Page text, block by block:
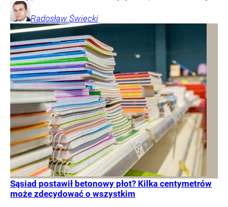
Radosław Święcki
Sąsiad postawił betonowy płot? Kilka centymetrów
może zdecydować o wszystkim